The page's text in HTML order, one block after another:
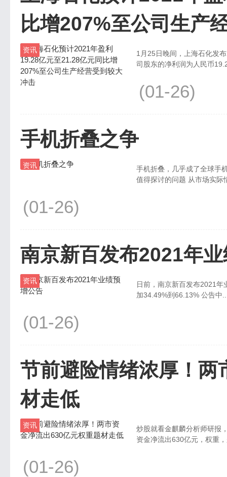
比增207%至公司生产
资讯
1月25日晚间，上海石化发
司股东的净利润为人民币
(01-26)
手机折叠之争
资讯
手机折叠，几乎成了全球手
值得探讨的问题 从市
(01-26)
南京新百发布2021年
资讯
日前，南京新百发布2021
加34.49%到66.13% 公告
(01-26)
节前避险情绪浓厚！两
材走低
资讯
炒股就看金麒麟分析师研报，权威，
资金净流出630亿元，权重
(01-26)